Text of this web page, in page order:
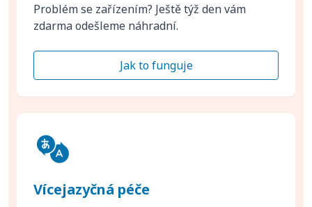
Problém se zařízením? Ještě týž den vám
zdarma odešleme náhradní.
Jak to funguje
Vícejazyčná péče